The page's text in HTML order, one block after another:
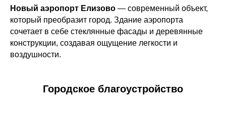
Новый аэропорт Елизово — современный объект,
который преобразит город. Здание аэропорта
сочетает в себе стеклянные фасады и деревянные
конструкции, создавая ощущение легкости и
воздушности.
Городское благоустройство